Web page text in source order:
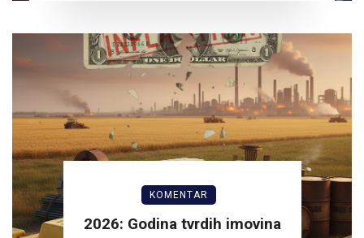
KOMENTAR
2026: Godina tvrdih imovina